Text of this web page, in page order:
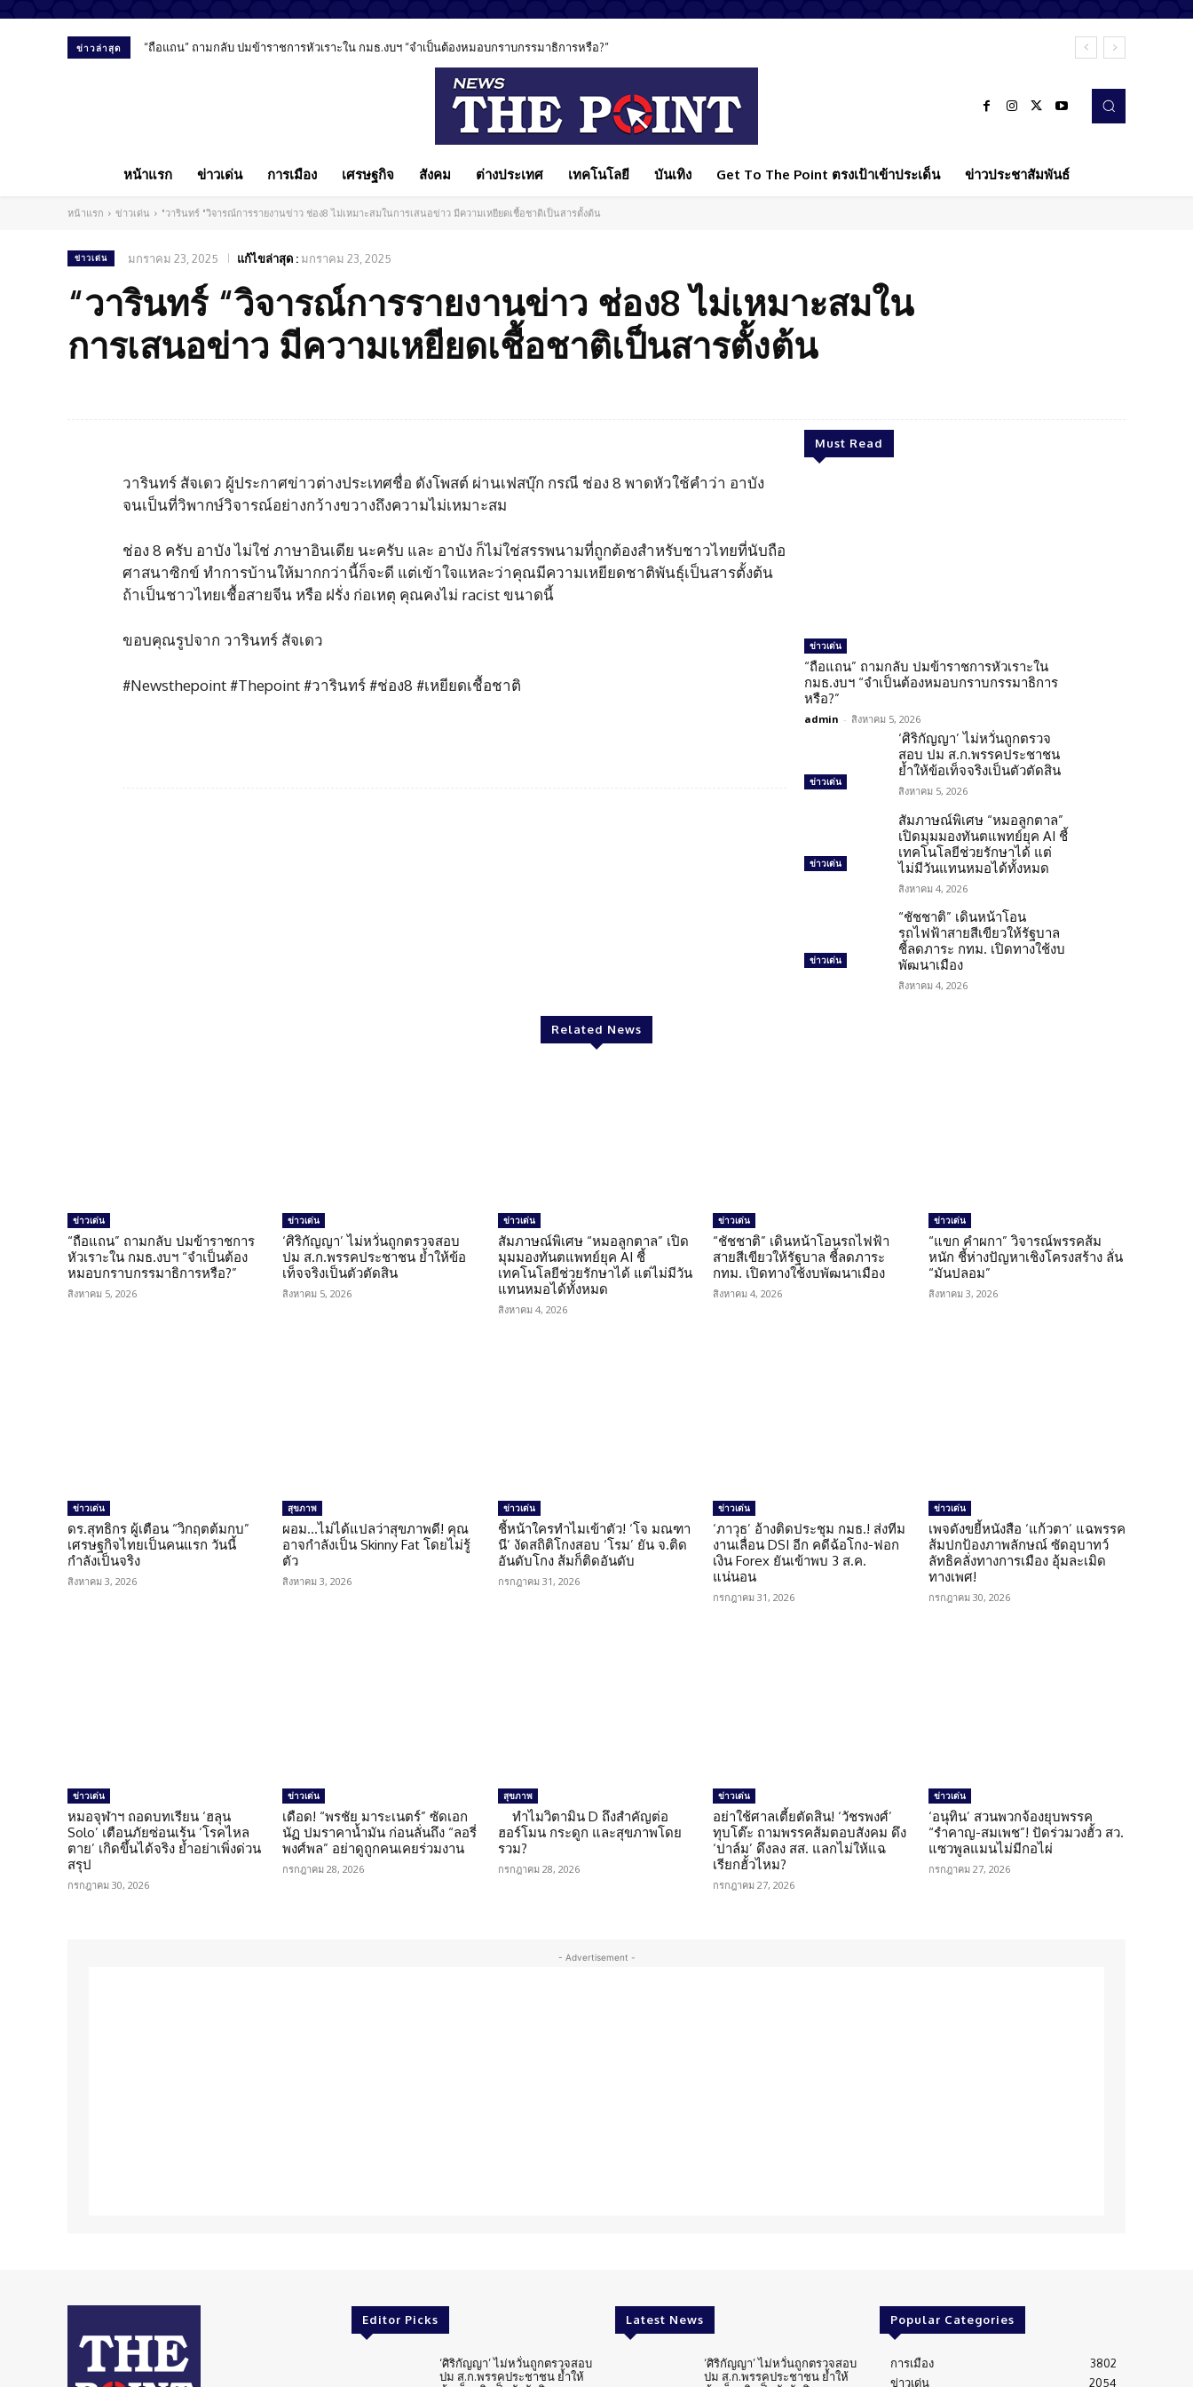
ข่าวล่าสุด “ถือแถน” ถามกลับ ปมข้าราชการหัวเราะใน กมธ.งบฯ “จำเป็นต้องหมอบกราบกรรมาธิการหรือ?”
หน้าแรก ข่าวเด่น การเมือง เศรษฐกิจ สังคม ต่างประเทศ เทคโนโลยี บันเทิง Get To The Point ตรงเป้าเข้าประเด็น ข่าวประชาสัมพันธ์
หน้าแรก ข่าวเด่น "วารินทร์ "วิจารณ์การรายงานข่าว ช่อง8 ไม่เหมาะสมในการเสนอข่าว มีความเหยียดเชื้อชาติเป็นสารตั้งต้น
ข่าวเด่น มกราคม 23, 2025 แก้ไขล่าสุด : มกราคม 23, 2025
“วารินทร์ “วิจารณ์การรายงานข่าว ช่อง8 ไม่เหมาะสมใน
การเสนอข่าว มีความเหยียดเชื้อชาติเป็นสารตั้งต้น
วารินทร์ สัจเดว ผู้ประกาศข่าวต่างประเทศชื่อ ดังโพสต์ ผ่านเฟสบุ๊ก กรณี ช่อง 8 พาดหัวใช้คำว่า อาบัง
จนเป็นที่วิพากษ์วิจารณ์อย่างกว้างขวางถึงความไม่เหมาะสม
ช่อง 8 ครับ อาบัง ไม่ใช่ ภาษาอินเดีย นะครับ และ อาบัง ก็ไม่ใช่สรรพนามที่ถูกต้องสำหรับชาวไทยที่นับถือ
ศาสนาซิกข์ ทำการบ้านให้มากกว่านี้ก็จะดี แต่เข้าใจแหละว่าคุณมีความเหยียดชาติพันธ์ุเป็นสารตั้งต้น
ถ้าเป็นชาวไทยเชื้อสายจีน หรือ ฝรั่ง ก่อเหตุ คุณคงไม่ racist ขนาดนี้
ขอบคุณรูปจาก วารินทร์ สัจเดว
#Newsthepoint #Thepoint #วารินทร์ #ช่อง8 #เหยียดเชื้อชาติ
Must Read
ข่าวเด่น
“ถือแถน” ถามกลับ ปมข้าราชการหัวเราะใน
กมธ.งบฯ “จำเป็นต้องหมอบกราบกรรมาธิการ
หรือ?”
admin - สิงหาคม 5, 2026
ข่าวเด่น
‘ศิริกัญญา’ ไม่หวั่นถูกตรวจ
สอบ ปม ส.ก.พรรคประชาชน
ย้ำให้ข้อเท็จจริงเป็นตัวตัดสิน
สิงหาคม 5, 2026
ข่าวเด่น
สัมภาษณ์พิเศษ “หมอลูกตาล”
เปิดมุมมองทันตแพทย์ยุค AI ชี้
เทคโนโลยีช่วยรักษาได้ แต่
ไม่มีวันแทนหมอได้ทั้งหมด
สิงหาคม 4, 2026
ข่าวเด่น
“ชัชชาติ” เดินหน้าโอน
รถไฟฟ้าสายสีเขียวให้รัฐบาล
ชี้ลดภาระ กทม. เปิดทางใช้งบ
พัฒนาเมือง
สิงหาคม 4, 2026
Related News
ข่าวเด่น
“ถือแถน” ถามกลับ ปมข้าราชการ
หัวเราะใน กมธ.งบฯ “จำเป็นต้อง
หมอบกราบกรรมาธิการหรือ?”
สิงหาคม 5, 2026
ข่าวเด่น
‘ศิริกัญญา’ ไม่หวั่นถูกตรวจสอบ
ปม ส.ก.พรรคประชาชน ย้ำให้ข้อ
เท็จจริงเป็นตัวตัดสิน
สิงหาคม 5, 2026
ข่าวเด่น
สัมภาษณ์พิเศษ “หมอลูกตาล” เปิด
มุมมองทันตแพทย์ยุค AI ชี้
เทคโนโลยีช่วยรักษาได้ แต่ไม่มีวัน
แทนหมอได้ทั้งหมด
สิงหาคม 4, 2026
ข่าวเด่น
“ชัชชาติ” เดินหน้าโอนรถไฟฟ้า
สายสีเขียวให้รัฐบาล ชี้ลดภาระ
กทม. เปิดทางใช้งบพัฒนาเมือง
สิงหาคม 4, 2026
ข่าวเด่น
“แขก คำผกา” วิจารณ์พรรคส้ม
หนัก ชี้ห่างปัญหาเชิงโครงสร้าง ลั่น
“มันปลอม”
สิงหาคม 3, 2026
ข่าวเด่น
ดร.สุทธิกร ผู้เตือน “วิกฤตต้มกบ”
เศรษฐกิจไทยเป็นคนแรก วันนี้
กำลังเป็นจริง
สิงหาคม 3, 2026
สุขภาพ
ผอม…ไม่ได้แปลว่าสุขภาพดี! คุณ
อาจกำลังเป็น Skinny Fat โดยไม่รู้
ตัว
สิงหาคม 3, 2026
ข่าวเด่น
ชี้หน้าใครทำไมเข้าตัว! ‘โจ มณฑา
นี’ งัดสถิติโกงสอบ ‘โรม’ ยัน จ.ติด
อันดับโกง ส้มก็ติดอันดับ
กรกฎาคม 31, 2026
ข่าวเด่น
‘ภาวุธ’ อ้างติดประชุม กมธ.! ส่งทีม
งานเลื่อน DSI อีก คดีฉ้อโกง-ฟอก
เงิน Forex ยันเข้าพบ 3 ส.ค.
แน่นอน
กรกฎาคม 31, 2026
ข่าวเด่น
เพจดังขยี้หนังสือ ‘แก้วตา’ แฉพรรค
ส้มปกป้องภาพลักษณ์ ซัดอุบาทว์
ลัทธิคลั่งทางการเมือง อุ้มละเมิด
ทางเพศ!
กรกฎาคม 30, 2026
ข่าวเด่น
หมอจุฬาฯ ถอดบทเรียน ‘ฮลุน
Solo’ เตือนภัยซ่อนเร้น ‘โรคไหล
ตาย’ เกิดขึ้นได้จริง ย้ำอย่าเพิ่งด่วน
สรุป
กรกฎาคม 30, 2026
ข่าวเด่น
เดือด! “พรชัย มาระเนตร์” ซัดเอก
นัฏ ปมราคาน้ำมัน ก่อนลั่นถึง “ลอรี่
พงศ์พล” อย่าดูถูกคนเคยร่วมงาน
กรกฎาคม 28, 2026
สุขภาพ
ทำไมวิตามิน D ถึงสำคัญต่อ
ฮอร์โมน กระดูก และสุขภาพโดย
รวม?
กรกฎาคม 28, 2026
ข่าวเด่น
อย่าใช้ศาลเตี้ยตัดสิน! ‘วัชรพงศ์’
ทุบโต๊ะ ถามพรรคส้มตอบสังคม ดึง
‘ปาล์ม’ ดึงลง สส. แลกไม่ให้แฉ
เรียกฮั้วไหม?
กรกฎาคม 27, 2026
ข่าวเด่น
‘อนุทิน’ สวนพวกจ้องยุบพรรค
“รำคาญ-สมเพช”! ปัดร่วมวงฮั้ว สว.
แซวพูลแมนไม่มีกอไผ่
กรกฎาคม 27, 2026
- Advertisement -
Editor Picks
‘ศิริกัญญา’ ไม่หวั่นถูกตรวจสอบ
ปม ส.ก.พรรคประชาชน ย้ำให้
Latest News
‘ศิริกัญญา’ ไม่หวั่นถูกตรวจสอบ
ปม ส.ก.พรรคประชาชน ย้ำให้
Popular Categories
การเมือง
3802
ข่าวเด่น
2054